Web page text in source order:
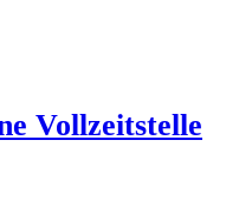
Vollzeitstelle